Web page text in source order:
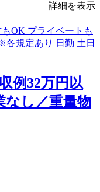
詳細を表示
例32万円以
なし／重量物